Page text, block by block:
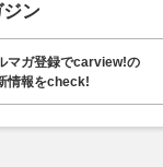
ン
マガ登録でcarview!の
情報をcheck!